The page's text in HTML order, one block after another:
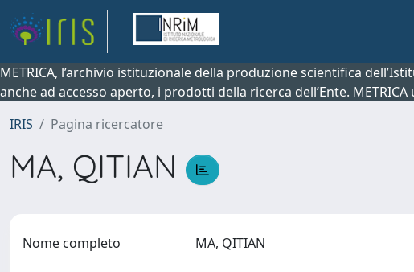
METRICA, l’archivio istituzionale della produzione scientifica
anche ad accesso aperto, i prodotti della ricerca dell’Ente.
IRIS
Pagina ricercatore
MA, QITIAN
Nome completo MA, QITIAN